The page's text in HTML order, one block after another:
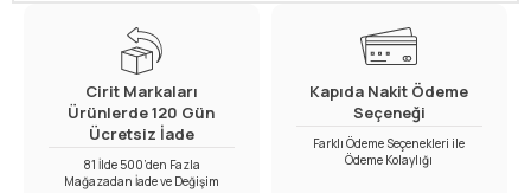
Cirit Markaları
Ürünlerde 120 Gün
Ücretsiz İade
81 İlde 500’den Fazla
Mağazadan İade ve Değişim
Kapıda Nakit Ödeme
Seçeneği
Farklı Ödeme Seçenekleri ile
Ödeme Kolaylığı